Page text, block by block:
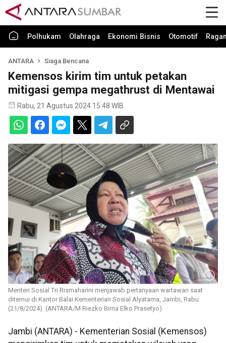
Polhukam Olahraga Ekonomi Bisnis Otomotif
ANTARA Siaga Bencana
Kemensos kirim tim untuk petakan
mitigasi gempa megathrust di Mentawai
Rabu, 21 Agustus 2024 15:48 WIB
Menteri Sosial Tri Rismaharini menjawab pertanyaan wartawan saat
ditemui di Kantor Balai Kementerian Sosial Alyatama, Jambi, Rabu
(21/8/2024). (ANTARA/M Riezko Bima Elko Prasetyo)
Jambi (ANTARA) - Kementerian Sosial (Kemensos)